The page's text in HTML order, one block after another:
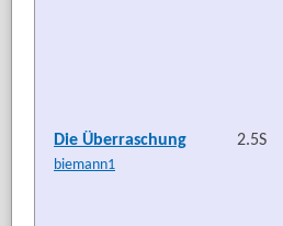
Die Überraschung
biemann1
2.5S